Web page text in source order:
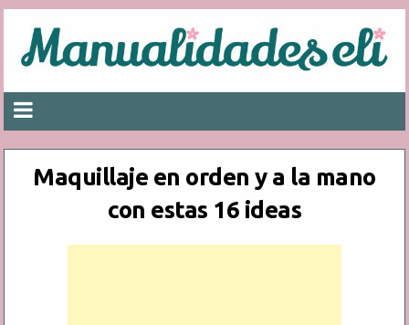
Maquillaje en orden y a la mano
con estas 16 ideas